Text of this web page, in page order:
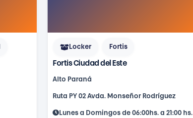
Locker Fortis
Fortis Ciudad del Este
Alto Paraná
Ruta PY 02 Avda. Mon­señor Rodríguez
Lunes a Domingos de 06:00hs. a 21:00 hs.